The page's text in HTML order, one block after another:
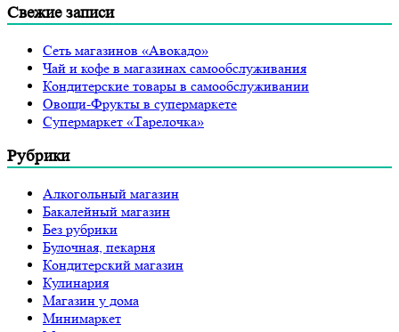
Свежие записи
Сеть магазинов «Авокадо»
Чай и кофе в магазинах самообслуживания
Кондитерские товары в самообслуживании
Овощи-Фрукты в супермаркете
Супермаркет «Тарелочка»
Рубрики
Алкогольный магазин
Бакалейный магазин
Без рубрики
Булочная, пекарня
Кондитерский магазин
Кулинария
Магазин у дома
Минимаркет